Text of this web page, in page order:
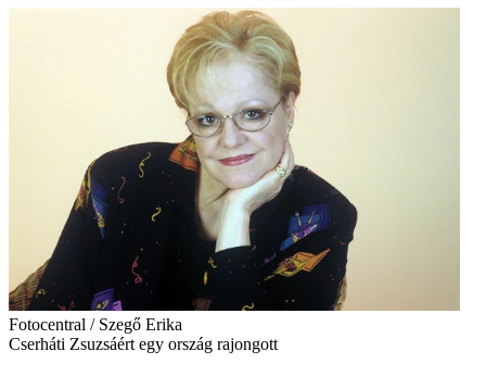
Fotocentral / Szegő Erika
Cserháti Zsuzsáért egy ország rajongott